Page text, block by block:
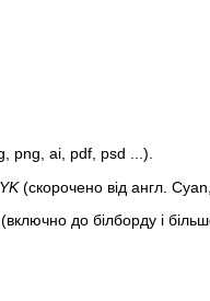
png, ai, pdf, psd ...).
(скорочено від англ.
до білборду і